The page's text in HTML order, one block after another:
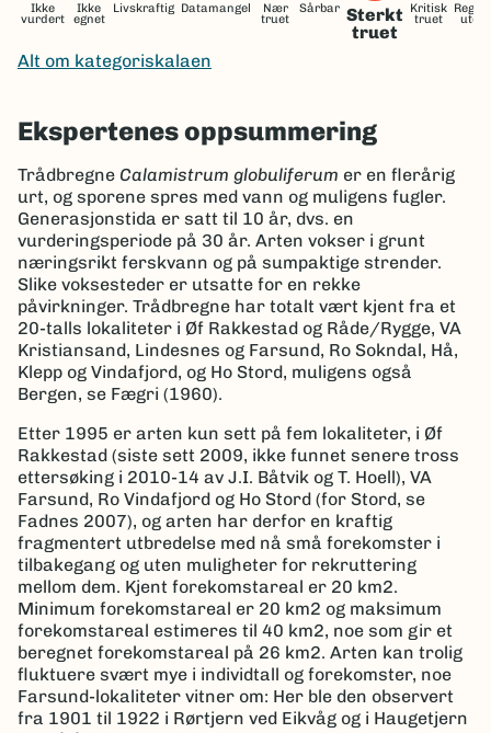
Ikke
vurdert
Ikke
egnet
Livskraftig Datamangel Nær
truet
Sårbar Sterkt
truet
Kritisk
truet
Alt om kategoriskalaen
Ekspertenes oppsummering
Trådbregne Calamistrum globuliferum er en flerårig
urt, og sporene spres med vann og muligens fugler.
Generasjonstida er satt til 10 år, dvs. en
vurderingsperiode på 30 år. Arten vokser i grunt
næringsrikt ferskvann og på sumpaktige strender.
Slike voksesteder er utsatte for en rekke
påvirkninger. Trådbregne har totalt vært kjent fra et
20-talls lokaliteter i Øf Rakkestad og Råde/Rygge, VA
Kristiansand, Lindesnes og Farsund, Ro Sokndal, Hå,
Klepp og Vindafjord, og Ho Stord, muligens også
Bergen, se Fægri (1960).
Etter 1995 er arten kun sett på fem lokaliteter, i Øf
Rakkestad (siste sett 2009, ikke funnet senere tross
ettersøking i 2010-14 av J.I. Båtvik og T. Hoell), VA
Farsund, Ro Vindafjord og Ho Stord (for Stord, se
Fadnes 2007), og arten har derfor en kraftig
fragmentert utbredelse med nå små forekomster i
tilbakegang og uten muligheter for rekruttering
mellom dem. Kjent forekomstareal er 20 km2.
Minimum forekomstareal er 20 km2 og maksimum
forekomstareal estimeres til 40 km2, noe som gir et
beregnet forekomstareal på 26 km2. Arten kan trolig
fluktuere svært mye i individtall og forekomster, noe
Farsund-lokaliteter vitner om: Her ble den observert
fra 1901 til 1922 i Rørtjern ved Eikvåg og i Haugetjern